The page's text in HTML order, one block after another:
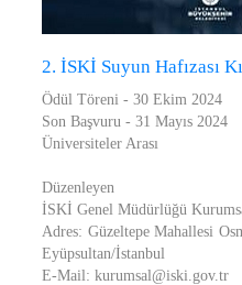
2. İSKİ Suyun Hafızası
Ödül Töreni - 30 Ekim 2024
Son Başvuru - 31 Mayıs 2024
Üniversiteler Arası
Düzenleyen
İSKİ Genel Müdürlüğü
Adres: Güzeltepe Mahallesi
Eyüpsultan/İstanbul
E-Mail: kurumsal@iski.gov.tr